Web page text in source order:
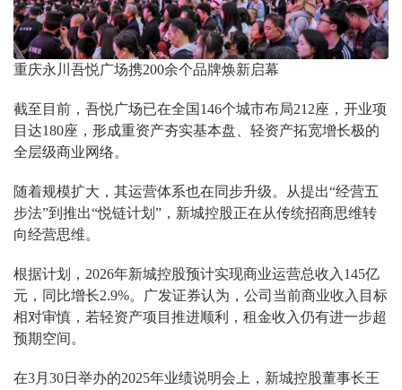
重庆永川吾悦广场携200余个品牌焕新启幕
截至目前，吾悦广场已在全国146个城市布局212座，开业项
目达180座，形成重资产夯实基本盘、轻资产拓宽增长极的
全层级商业网络。
随着规模扩大，其运营体系也在同步升级。从提出“经营五
步法”到推出“悦链计划”，新城控股正在从传统招商思维转
向经营思维。
根据计划，2026年新城控股预计实现商业运营总收入145亿
元，同比增长2.9%。广发证券认为，公司当前商业收入目标
相对审慎，若轻资产项目推进顺利，租金收入仍有进一步超
预期空间。
在3月30日举办的2025年业绩说明会上，新城控股董事长王